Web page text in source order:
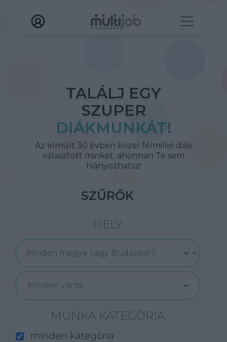
TALÁLJ EGY
SZUPER
DIÁKMUNKÁT!
Az elmúlt 30 évben közel félmillió diák
választott minket, ahonnan Te sem
hiányozhatsz!
SZŰRŐK
HELY
Minden város
MUNKA KATEGÓRIA
minden kategória